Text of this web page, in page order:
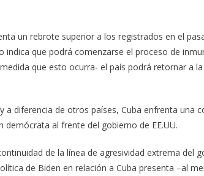
un rebrote superior a los registrados en el
indica que podrá comenzarse el proceso de
que esto ocurra- el país podrá retornar a
a diferencia de otros países, Cuba enfrenta una
al frente del gobierno de EE.UU.
de la línea de agresividad extrema del
de Biden en relación a Cuba presenta –al